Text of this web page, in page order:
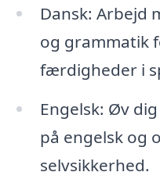
Dansk: Arbejd
og grammatik
færdigheder i
Engelsk: Øv
på engelsk og
selvsikkerhed.